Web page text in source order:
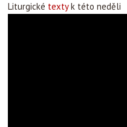
Liturgické textyk této neděli